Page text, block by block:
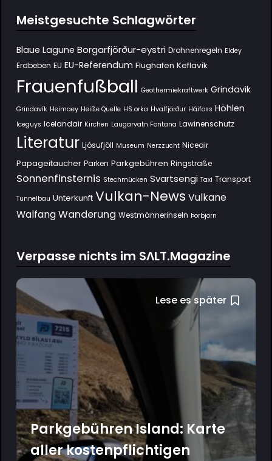
Meistgesuchte Schlagwörter
Blaue Lagune Borgarfjörður-eystri Drohnenregeln Eldey
Erdbeben EU EU-Referendum Flughafen Keflavík
Frauenfußball Geothermiekraftwerk Grindavik
Grindavík Heimaey Heiße Quelle HS orka Hvalfjörður Háifoss Höhlen
Iceguys Icelandair Kirchen Laugarvatn Fontana Lawinenschutz
Literatur Ljósufjöll Museum Nerzzucht Niceair
Papageitaucher Parken Parkgebühren Ringstraße
Sonnenfinsternis Stechmücken Svartsengi Taxi Transport
Tunnelbau Unterkunft Vulkan-News Vulkane
Walfang Wanderung Westmännerinseln Þorbjörn
Verpasse nichts im SΛLT.Magazine
Lese es später
Parkgebühren Island: Karte
aller kostenpflichtigen